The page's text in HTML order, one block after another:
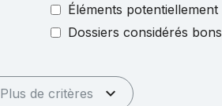
Éléments
Dossiers considérés
Plus de critères